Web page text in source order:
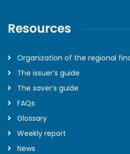
Resources
Organization of the regional
The issuer’s guide
The saver’s guide
FAQs
Glossary
Weekly report
News